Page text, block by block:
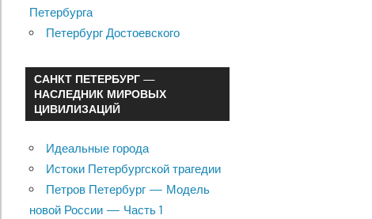
Петербурга
Петербург Достоевского
САНКТ ПЕТЕРБУРГ —
НАСЛЕДНИК МИРОВЫХ
ЦИВИЛИЗАЦИЙ
Идеальные города
Истоки Петербургской трагедии
Петров Петербург — Модель
новой России — Часть 1